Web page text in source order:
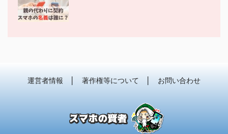
運営者情報 著作権等について お問い合わせ